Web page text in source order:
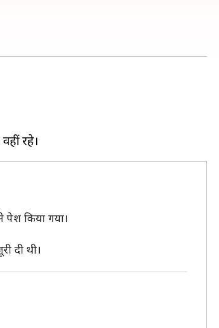
किया गया।
दी थी।